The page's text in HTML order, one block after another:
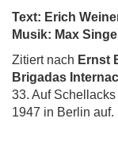
Text: Erich
Musik: Max
Zitiert nach Ernst
Brigadas
33. Auf
1947 in Berlin auf.